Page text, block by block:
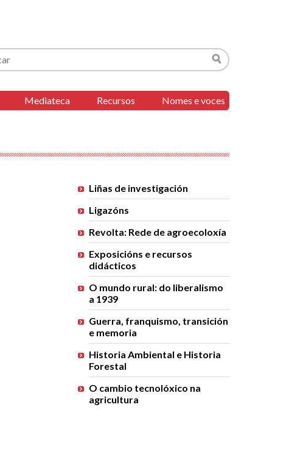
Buscar
Mediateca Recursos Nomes e voces
MenuLiñas de investigación
Ligazóns
Revolta: Rede de agroecoloxía
Exposicións e recursos
didácticos
O mundo rural: do liberalismo
a 1939
Guerra, franquismo, transición
e memoria
Historia Ambiental e Historia
Forestal
O cambio tecnolóxico na
agricultura